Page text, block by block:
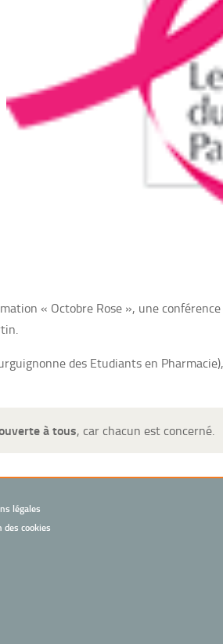
« Octobre Rose », une
des Etudiants en
à tous, car chacun est concerné.
légales
des cookies